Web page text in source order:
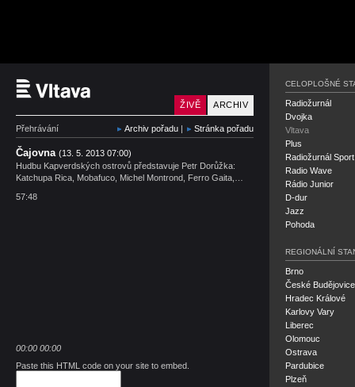
Český rozhlas Vltava
ARCHIV
ŽIVĚ
Přehrávání Archiv pořadu | Stránka pořadu
Čajovna (13. 5. 2013 07:00)
Hudbu Kapverdských ostrovů představuje Petr Dorůžka:
Katchupa Rica, Mobafuco, Michel Montrond, Ferro Gaita,…
57:48
00:00 00:00
Paste this HTML code on your site to embed.
CELOPLOŠNÉ
Radiožurnál
Dvojka
Vltava
Plus
Radiožurnál Sport
Radio Wave
Rádio Junior
D-dur
Jazz
Pohoda
REGIONÁLNÍ
Brno
České Budějovice
Hradec Králové
Karlovy Vary
Liberec
Olomouc
Ostrava
Pardubice
Plzeň